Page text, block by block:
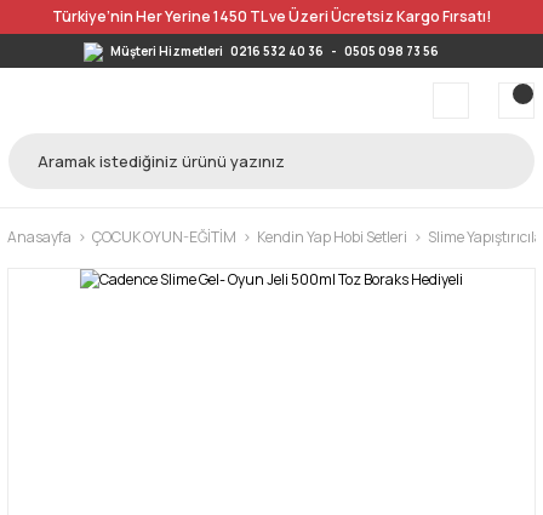
Türkiye’nin Her Yerine 1450 TL ve Üzeri Ücretsiz Kargo Fırsatı!
Müşteri Hizmetleri 0216 532 40 36 - 0505 098 73 56
Anasayfa ÇOCUK OYUN-EĞİTİM Kendin Yap Hobi Setleri Slime